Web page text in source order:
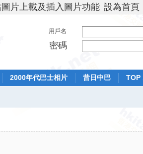
片上載及插入圖片功能 設為首頁
用戶名
密碼
2000年代巴士相片 昔日中巴 TOP